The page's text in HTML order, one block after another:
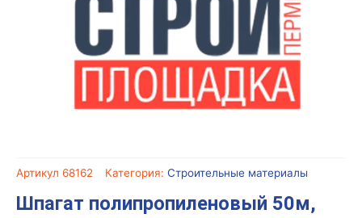
Артикул 68162 Категория: Строительные материалы
Шпагат полипропиленовый 50м,